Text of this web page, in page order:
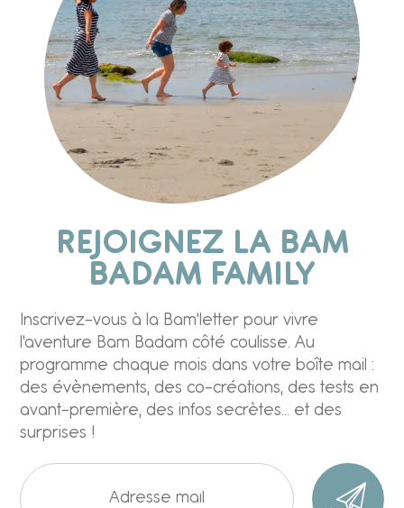
REJOIGNEZ LA BAM
BADAM FAMILY
Inscrivez-vous à la Bam'letter pour vivre
l'aventure Bam Badam côté coulisse. Au
programme chaque mois dans votre boîte mail :
des évènements, des co-créations, des tests en
avant-première, des infos secrètes... et des
surprises !